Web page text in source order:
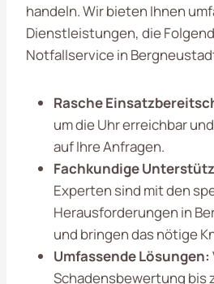
handeln. Wir bieten Ihnen
Dienstleistungen, die
Notfallservice in
Rasche
um die Uhr erreichbar
auf Ihre Anfragen.
Fachkundige
Experten sind mit den
Herausforderungen in
und bringen das nötige
Umfassende Lösungen:
Schadensbewertung bis